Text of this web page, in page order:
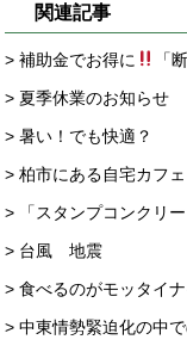
関連記事
> 補助金でお得に
「
> 夏季休業のお知らせ
> 暑い！でも快適？
> 柏市にある自宅カフ
> 「スタンプコンクリ
> 台風 地震
> 食べるのがモッタイナ
> 中東情勢緊迫化の中